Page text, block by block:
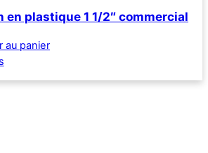
en plastique 1 1/2″ commercial
au panier